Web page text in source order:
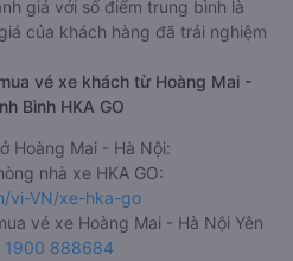
giá với số điểm trung bình là
của khách hàng đã trải nghiệm
vé xe khách từ Hoàng Mai -
Bình HKA GO
Hoàng Mai - Hà Nội:
nhà xe HKA GO:
vi-VN/xe-hka-go
vé xe Hoàng Mai - Hà Nội Yên
1900 888684